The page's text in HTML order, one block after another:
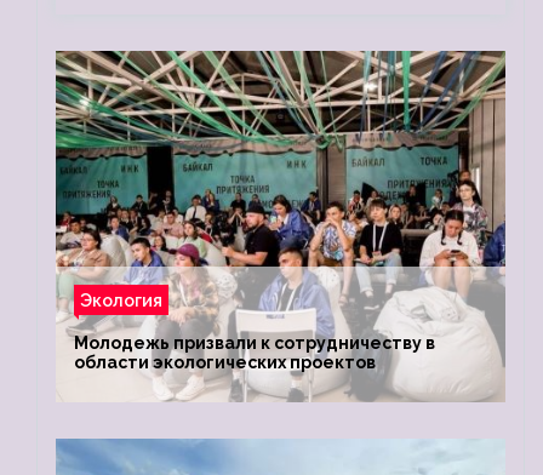
Экология
Молодежь призвали к сотрудничеству в
области экологических проектов